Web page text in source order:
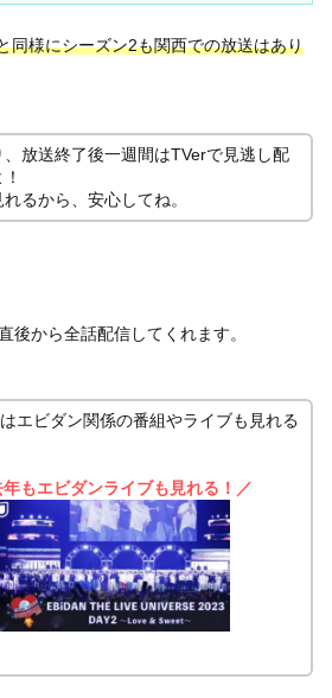
同様にシーズン2も関西での放送はあり
、放送終了後一週間はTVerで見逃し配
るから、安心してね。
後から全話配信してくれます。
エビダン関係の番組やライブも見れる
年もエビダンライブも見れる！／